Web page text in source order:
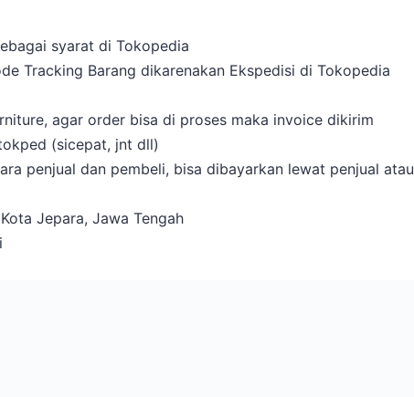
syarat di Tokopedia
Tracking Barang dikarenakan Ekspedisi di Tokopedia
agar order bisa di proses maka invoice dikirim
(sicepat, jnt dll)
penjual dan pembeli, bisa dibayarkan lewat penjual atau
Jepara, Jawa Tengah